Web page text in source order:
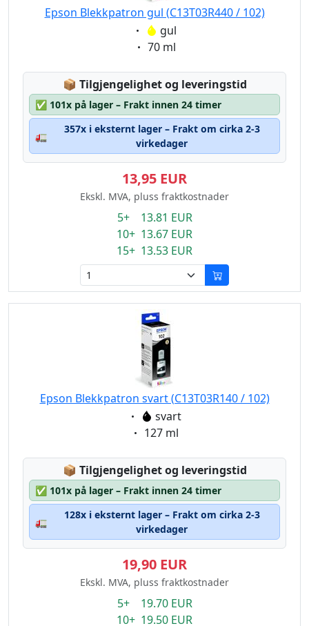
Epson Blekkpatron gul (C13T03R440 / 102)
Eigenschaft:
gul
Eigenschaft:
70 ml
📦 Lagerstatus:
Tilgjengelighet og leveringstid
✅ 101x på lager – Frakt innen 24 timer
🚛
357x i eksternt lager – Frakt om cirka 2-3
virkedager
13,95 EUR
Ekskl. MVA, pluss fraktkostnader
5+ 13.81 EUR
10+ 13.67 EUR
15+ 13.53 EUR
Epson Blekkpatron svart (C13T03R140 / 102)
Eigenschaft:
svart
Eigenschaft:
127 ml
📦 Lagerstatus:
Tilgjengelighet og leveringstid
✅ 101x på lager – Frakt innen 24 timer
🚛
128x i eksternt lager – Frakt om cirka 2-3
virkedager
19,90 EUR
Ekskl. MVA, pluss fraktkostnader
5+ 19.70 EUR
10+ 19.50 EUR